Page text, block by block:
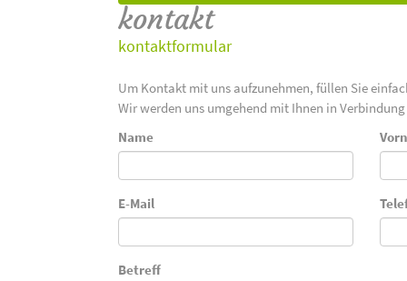
kontakt
kontaktformular
Um Kontakt mit uns aufzunehmen, füllen Sie
Wir werden uns umgehend mit Ihnen in
Name
E-Mail
Betreff